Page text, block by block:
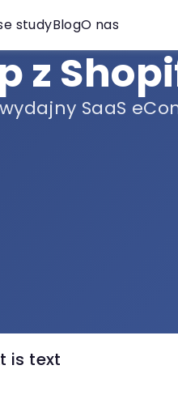
studyBlogO nas
z
SaaS
is text